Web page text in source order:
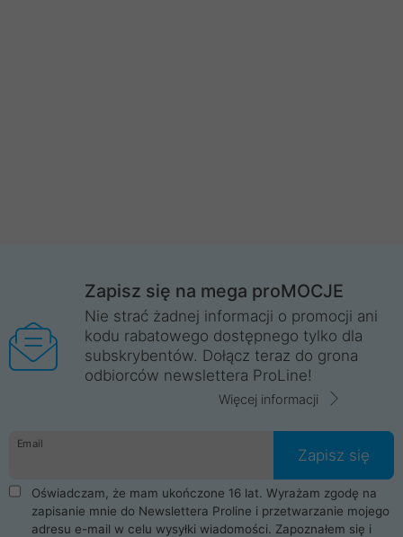
Zapisz się na mega proMOCJE
Nie strać żadnej informacji o promocji ani
kodu rabatowego dostępnego tylko dla
subskrybentów. Dołącz teraz do grona
odbiorców newslettera ProLine!
Więcej informacji
Email
Zapisz się
Oświadczam, że mam ukończone 16 lat. Wyrażam zgodę na
zapisanie mnie do Newslettera Proline i przetwarzanie mojego
adresu e-mail w celu wysyłki wiadomości. Zapoznałem się i